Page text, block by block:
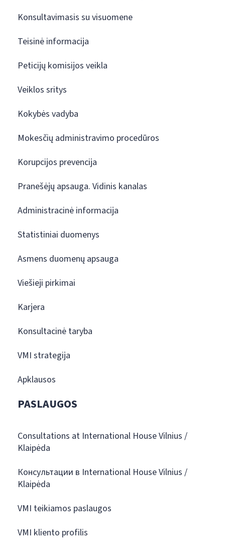
Konsultavimasis su visuomene
Teisinė informacija
Peticijų komisijos veikla
Veiklos sritys
Kokybės vadyba
Mokesčių administravimo procedūros
Korupcijos prevencija
Pranešėjų apsauga. Vidinis kanalas
Administracinė informacija
Statistiniai duomenys
Asmens duomenų apsauga
Viešieji pirkimai
Karjera
Konsultacinė taryba
VMI strategija
Apklausos
PASLAUGOS
Consultations at International House Vilnius /
Klaipėda
Консультации в International House Vilnius /
Klaipėda
VMI teikiamos paslaugos
VMI kliento profilis